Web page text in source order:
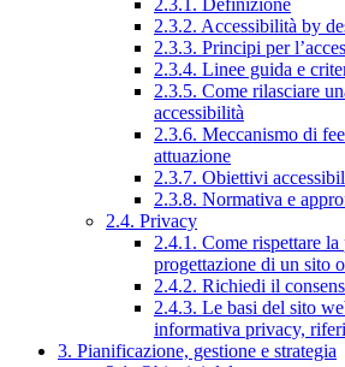
2.3.2. Accessibilità by
2.3.3. Principi per
2.3.4. Linee guida e
2.3.5. Come rilasciare
accessibilità
2.3.6. Meccanismo di
attuazione
2.3.7. Obiettivi
2.3.8. Normativa e
2.4. Privacy
2.4.1. Come rispettare
progettazione di un sito
2.4.2. Richiedi il
2.4.3. Le basi del sito
informativa privacy,
3. Pianificazione, gestione e strategia